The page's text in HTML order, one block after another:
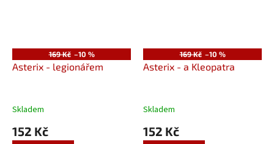
169 Kč –10 %
Asterix - legionářem
Skladem
152 Kč
169 Kč –10 %
Asterix - a Kleopatra
Skladem
152 Kč